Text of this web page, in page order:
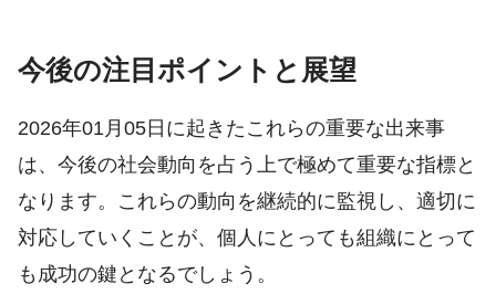
今後の注目ポイントと展望
2026年01月05日に起きたこれらの重要な出来事
は、今後の社会動向を占う上で極めて重要な指標と
なります。これらの動向を継続的に監視し、適切に
対応していくことが、個人にとっても組織にとって
も成功の鍵となるでしょう。